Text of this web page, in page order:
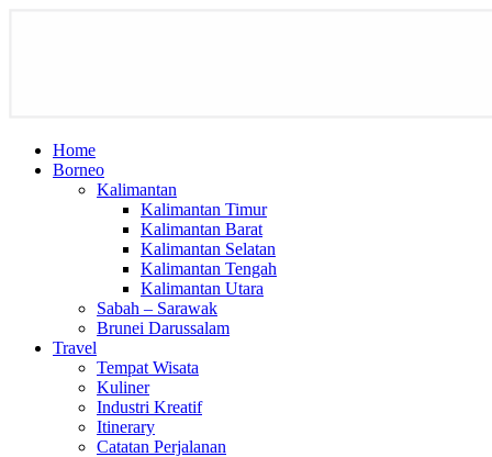
Home
Borneo
Kalimantan
Kalimantan Timur
Kalimantan Barat
Kalimantan Selatan
Kalimantan Tengah
Kalimantan Utara
Sabah – Sarawak
Brunei Darussalam
Travel
Tempat Wisata
Kuliner
Industri Kreatif
Itinerary
Catatan Perjalanan